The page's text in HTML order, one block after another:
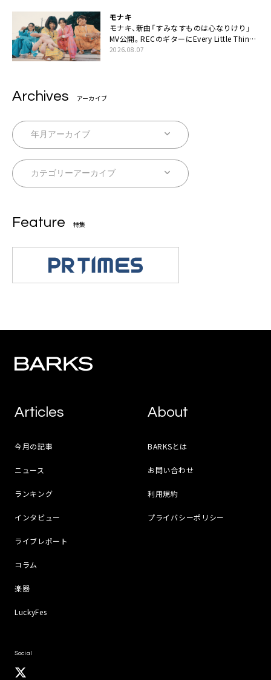
モナキ
モナキ、新曲「すみなすものは心なりけり」
MV公開。RECのギターにEvery Little Thing・
伊藤一朗参加も
2026.08.07
Archives アーカイブ
Feature 特集
Articles
今月の記事
ニュース
ランキング
インタビュー
ライブレポート
コラム
楽器
LuckyFes
About
BARKSとは
お問い合わせ
利用規約
プライバシーポリシー
Social